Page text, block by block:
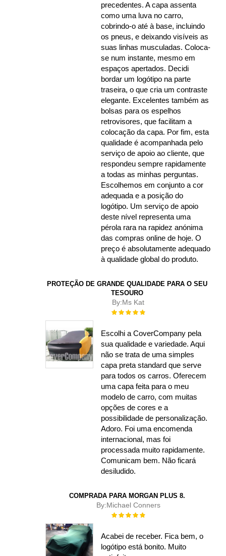
precedentes. A capa assenta
como uma luva no carro,
cobrindo-o até à base, incluindo
os pneus, e deixando visíveis as
suas linhas musculadas. Coloca-
se num instante, mesmo em
espaços apertados. Decidi
bordar um logótipo na parte
traseira, o que cria um contraste
elegante. Excelentes também as
bolsas para os espelhos
retrovisores, que facilitam a
colocação da capa. Por fim, esta
qualidade é acompanhada pelo
serviço de apoio ao cliente, que
respondeu sempre rapidamente
a todas as minhas perguntas.
Escolhemos em conjunto a cor
adequada e a posição do
logótipo. Um serviço de apoio
deste nível representa uma
pérola rara na rapidez anónima
das compras online de hoje. O
preço é absolutamente adequado
à qualidade global do produto.
PROTEÇÃO DE GRANDE QUALIDADE PARA O SEU
TESOURO
By:Ms Kat
Rating:
Escolhi a CoverCompany pela
sua qualidade e variedade. Aqui
não se trata de uma simples
capa preta standard que serve
para todos os carros. Oferecem
uma capa feita para o meu
modelo de carro, com muitas
opções de cores e a
possibilidade de personalização.
Adoro. Foi uma encomenda
internacional, mas foi
processada muito rapidamente.
Comunicam bem. Não ficará
desiludido.
COMPRADA PARA MORGAN PLUS 8.
By:Michael Conners
Rating:
Acabei de receber. Fica bem, o
logótipo está bonito. Muito